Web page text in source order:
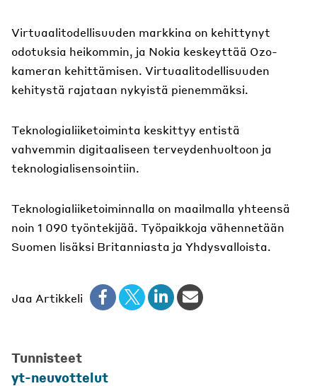
Virtuaalitodellisuuden markkina on kehittynyt
odotuksia heikommin, ja Nokia keskeyttää Ozo-
kameran kehittämisen. Virtuaalitodellisuuden
kehitystä rajataan nykyistä pienemmäksi.
Teknologialiiketoiminta keskittyy entistä
vahvemmin digitaaliseen terveydenhuoltoon ja
teknologialisensointiin.
Teknologialiiketoiminnalla on maailmalla yhteensä
noin 1 090 työntekijää. Työpaikkoja vähennetään
Suomen lisäksi Britanniasta ja Yhdysvalloista.
Jaa Artikkeli
Tunnisteet
yt-neuvottelut